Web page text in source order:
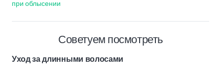
при облысении
Советуем посмотреть
Уход за длинными волосами